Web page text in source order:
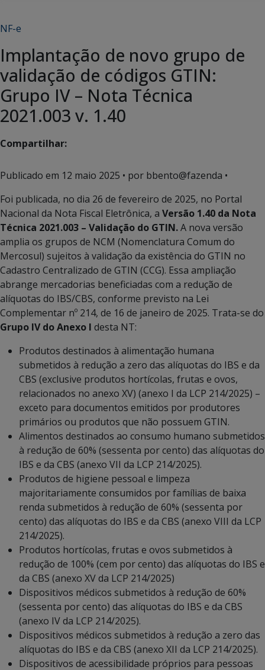
NF-e
Implantação de novo grupo de
validação de códigos GTIN:
Grupo IV – Nota Técnica
2021.003 v. 1.40
Compartilhar:
Publicado em 12 maio 2025 • por bbento@fazenda •
Foi publicada, no dia 26 de fevereiro de 2025, no Portal
Nacional da Nota Fiscal Eletrônica, a Versão 1.40 da Nota
Técnica 2021.003 – Validação do GTIN.A nova versão
amplia os grupos de NCM (Nomenclatura Comum do
Mercosul) sujeitos à validação da existência do GTIN no
Cadastro Centralizado de GTIN (CCG). Essa ampliação
abrange mercadorias beneficiadas com a redução de
alíquotas do IBS/CBS, conforme previsto na Lei
Complementar nº 214, de 16 de janeiro de 2025. Trata-se do
Grupo IV do Anexo I desta NT:
Produtos destinados à alimentação humana
submetidos à redução a zero das alíquotas do IBS e da
CBS (exclusive produtos hortícolas, frutas e ovos,
relacionados no anexo XV) (anexo I da LCP 214/2025) –
exceto para documentos emitidos por produtores
primários ou produtos que não possuem GTIN.
Alimentos destinados ao consumo humano submetidos
à redução de 60% (sessenta por cento) das alíquotas do
IBS e da CBS (anexo VII da LCP 214/2025).
Produtos de higiene pessoal e limpeza
majoritariamente consumidos por famílias de baixa
renda submetidos à redução de 60% (sessenta por
cento) das alíquotas do IBS e da CBS (anexo VIII da LCP
214/2025).
Produtos hortícolas, frutas e ovos submetidos à
redução de 100% (cem por cento) das alíquotas do IBS e
da CBS (anexo XV da LCP 214/2025)
Dispositivos médicos submetidos à redução de 60%
(sessenta por cento) das alíquotas do IBS e da CBS
(anexo IV da LCP 214/2025).
Dispositivos médicos submetidos à redução a zero das
alíquotas do IBS e da CBS (anexo XII da LCP 214/2025).
Dispositivos de acessibilidade próprios para pessoas